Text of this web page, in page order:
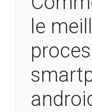
le